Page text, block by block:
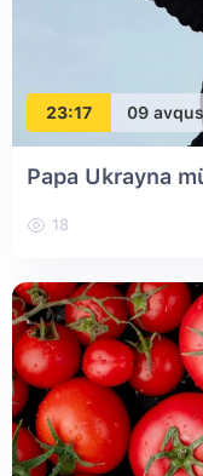
23:17 09
Papa Ukrayna
18